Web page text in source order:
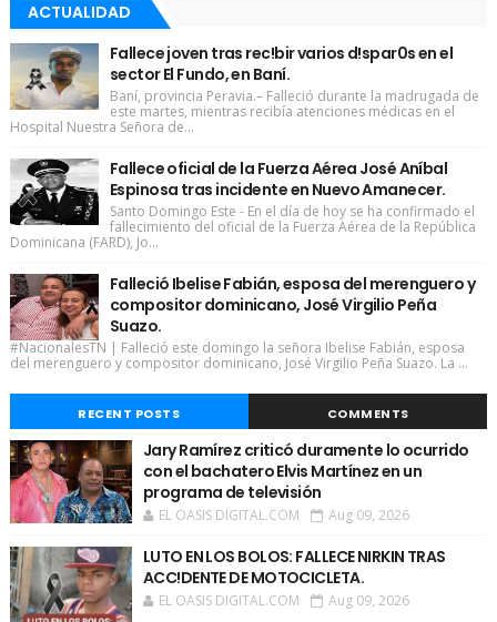
ACTUALIDAD
Fallece joven tras rec!bir varios d!spar0s en el
sector El Fundo, en Baní.
Baní, provincia Peravia.– Falleció durante la madrugada de
este martes, mientras recibía atenciones médicas en el
Hospital Nuestra Señora de...
Fallece oficial de la Fuerza Aérea José Aníbal
Espinosa tras incidente en Nuevo Amanecer.
Santo Domingo Este - En el día de hoy se ha confirmado el
fallecimiento del oficial de la Fuerza Aérea de la República
Dominicana (FARD), Jo...
Falleció Ibelise Fabián, esposa del merenguero y
compositor dominicano, José Virgilio Peña
Suazo.
#NacionalesTN | Falleció este domingo la señora Ibelise Fabián, esposa
del merenguero y compositor dominicano, José Virgilio Peña Suazo. La ...
RECENT POSTS COMMENTS
Jary Ramírez criticó duramente lo ocurrido
con el bachatero Elvis Martínez en un
programa de televisión
EL OASIS DIGITAL.COM Aug 09, 2026
LUTO EN LOS BOLOS: FALLECE NIRKIN TRAS
ACC!DENTE DE MOTOCICLETA.
EL OASIS DIGITAL.COM Aug 09, 2026